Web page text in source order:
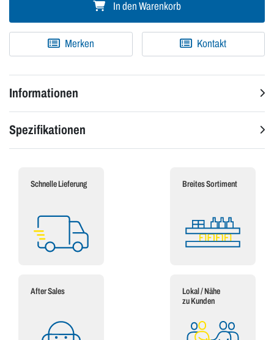
In den Warenkorb
Merken Kontakt
Informationen
Spezifikationen
Schnelle Lieferung Breites Sortiment
After Sales
Lokal / Nähe
zu Kunden